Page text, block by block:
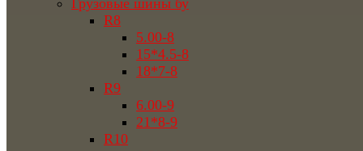
Грузовые шины бу
R8
5.00-8
15*4.5-8
18*7-8
R9
6.00-9
21*8-9
R10